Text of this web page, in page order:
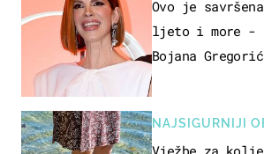
Ovo je
ljeto i more -
Bojana
NAJSIGURNIJI
REKREACIJE
Vježbe za